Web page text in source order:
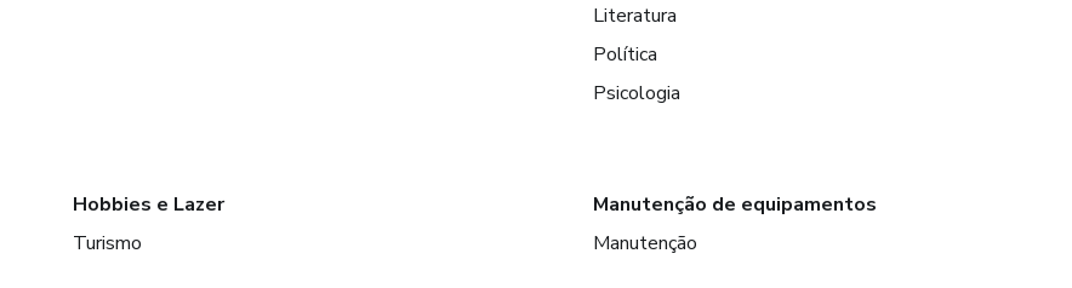
Literatura
Política
Psicologia
Hobbies e Lazer
Turismo
Manutenção de equipamentos
Manutenção